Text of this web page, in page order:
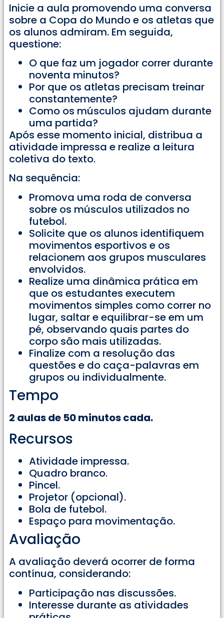
Inicie a aula promovendo uma conversa
sobre a Copa do Mundo e os atletas que
os alunos admiram. Em seguida,
questione:
O que faz um jogador correr durante
noventa minutos?
Por que os atletas precisam treinar
constantemente?
Como os músculos ajudam durante
uma partida?
Após esse momento inicial, distribua a
atividade impressa e realize a leitura
coletiva do texto.
Na sequência:
Promova uma roda de conversa
sobre os músculos utilizados no
futebol.
Solicite que os alunos identifiquem
movimentos esportivos e os
relacionem aos grupos musculares
envolvidos.
Realize uma dinâmica prática em
que os estudantes executem
movimentos simples como correr no
lugar, saltar e equilibrar-se em um
pé, observando quais partes do
corpo são mais utilizadas.
Finalize com a resolução das
questões e do caça-palavras em
grupos ou individualmente.
Tempo
2 aulas de 50 minutos cada.
Recursos
Atividade impressa.
Quadro branco.
Pincel.
Projetor (opcional).
Bola de futebol.
Espaço para movimentação.
Avaliação
A avaliação deverá ocorrer de forma
contínua, considerando:
Participação nas discussões.
Interesse durante as atividades